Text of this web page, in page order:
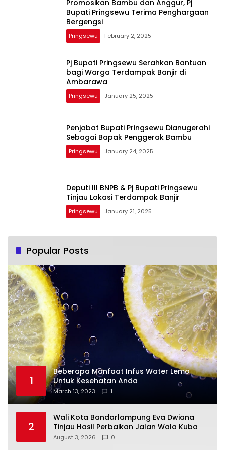
Promosikan Bambu dan Anggur, Pj
Bupati Pringsewu Terima Penghargaan
Bergengsi
Pringsewu February 2, 2025
Pj Bupati Pringsewu Serahkan Bantuan
bagi Warga Terdampak Banjir di
Ambarawa
Pringsewu January 25, 2025
Penjabat Bupati Pringsewu Dianugerahi
Sebagai Bapak Penggerak Bambu
Pringsewu January 24, 2025
Deputi III BNPB & Pj Bupati Pringsewu
Tinjau Lokasi Terdampak Banjir
Pringsewu January 21, 2025
Popular Posts
1
Beberapa Manfaat Infus Water Lemo
Untuk Kesehatan Anda
March 13, 2023 1
2
Wali Kota Bandarlampung Eva Dwiana
Tinjau Hasil Perbaikan Jalan Wala Kuba
August 3, 2026 0